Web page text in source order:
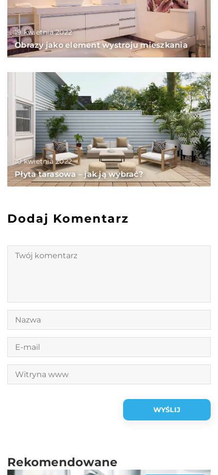
19 kwietnia 2022
Obrazy jako element wystroju mieszkania
10 kwietnia 2022
Płyta tarasowa – jak ją wybrać?
Dodaj Komentarz
Rekomendowane